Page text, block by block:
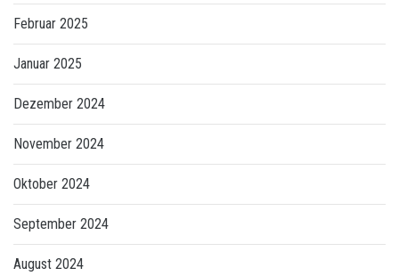
Februar 2025
Januar 2025
Dezember 2024
November 2024
Oktober 2024
September 2024
August 2024